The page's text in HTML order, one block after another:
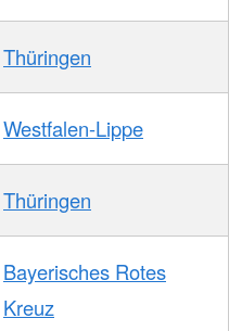
Thüringen
Westfalen-Lippe
Thüringen
Bayerisches Rotes
Kreuz